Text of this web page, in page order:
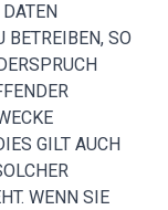
BETREIBEN, SO
GILT AUCH
WENN SIE